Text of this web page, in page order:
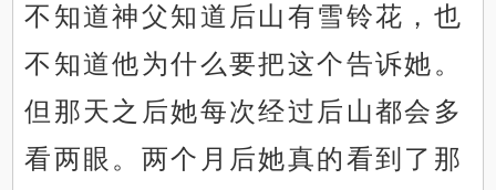
不知道神父知道后山有雪铃花，也
不知道他为什么要把这个告诉她。
但那天之后她每次经过后山都会多
看两眼。两个月后她真的看到了那